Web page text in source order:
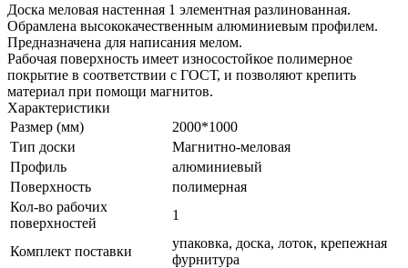
Доска меловая настенная 1 элементная разлинованная.
Обрамлена высококачественным алюминиевым профилем.
Предназначена для написания мелом.
Рабочая поверхность имеет износостойкое полимерное
покрытие в соответствии с ГОСТ, и позволяют крепить
материал при помощи магнитов.
Характеристики
Размер (мм)
2000*1000
Тип доски
Магнитно-меловая
Профиль
алюминиевый
Поверхность
полимерная
Кол-во рабочих
поверхностей
1
Комплект поставки
упаковка, доска, лоток, крепежная
фурнитура